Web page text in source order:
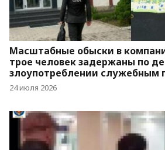
Масштабные обыски в
трое человек задержаны по
злоупотреблении служебным
24 июля 2026